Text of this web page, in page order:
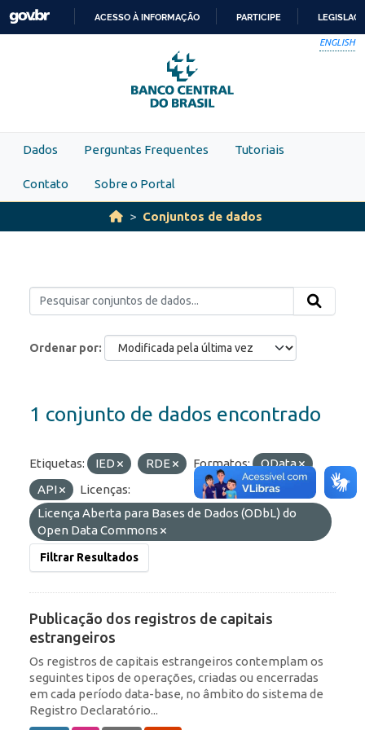
Skip to main content
PARA
O
CONTEÚDO
ACESSO À INFORMAÇÃO PARTICIPE
ENGLISH
Dados Perguntas Frequentes Tutoriais
Contato Sobre o Portal
Conjuntos de dados
Ordenar por
1 conjunto de dados encontrado
Etiquetas: IED RDE Formatos:
OData
API
Licenças:
Licença Aberta para Bases de Dados (ODbL) do
Open Data Commons
Filtrar Resultados
Publicação dos registros de capitais
estrangeiros
Os registros de capitais estrangeiros contemplam os
seguintes tipos de operações, criadas ou encerradas
em cada período data-base, no âmbito do sistema de
Registro Declaratório...